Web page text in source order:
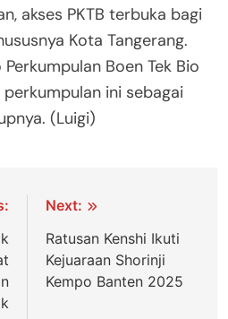
akses PKTB terbuka bagi
Kota Tangerang.
Boen Tek Bio
ini sebagai
(Luigi)
Next:
Ratusan Kenshi Ikuti
Kejuaraan Shorinji
Kempo Banten 2025